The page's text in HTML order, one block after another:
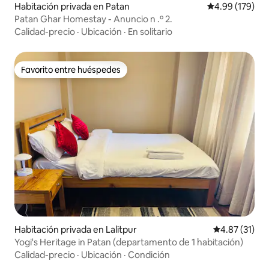
Habitación privada en Patan Calificación
4.99 (179)
Patan Ghar Homestay - Anuncio n .º 2.
Calidad-precio · Ubicación · En solitario
Favorito entre huéspedes
Favorito entre huéspedes
Habitación privada en Lalitpur Calificación
4.87 (31)
Yogi's Heritage in Patan (departamento de 1 habitación)
Calidad-precio · Ubicación · Condición